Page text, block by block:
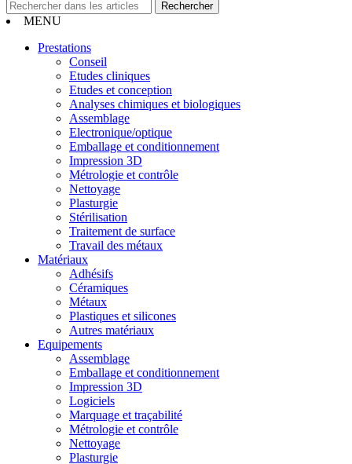
MENU
Prestations
Conseil
Etudes cliniques
Etudes et conception
Analyses chimiques et biologiques
Assemblage
Electronique/optique
Emballage et conditionnement
Impression 3D
Métrologie et contrôle
Nettoyage
Plasturgie
Stérilisation
Traitement de surface
Travail des métaux
Matériaux
Adhésifs
Céramiques
Métaux
Plastiques et silicones
Autres matériaux
Equipements
Assemblage
Emballage et conditionnement
Impression 3D
Logiciels
Marquage et traçabilité
Métrologie et contrôle
Nettoyage
Plasturgie